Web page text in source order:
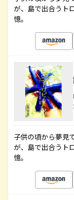
が、島で出合うト
憶。
子供の頃から夢見
が、島で出合うト
憶。